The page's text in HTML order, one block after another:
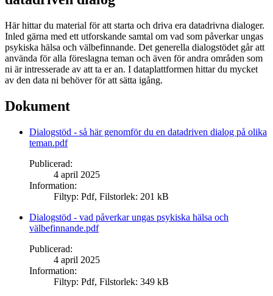
Här hittar du material för att starta och driva era datadrivna dialoger.
Inled gärna med ett utforskande samtal om vad som påverkar ungas
psykiska hälsa och välbefinnande. Det generella dialogstödet går att
använda för alla föreslagna teman och även för andra områden som
ni är intresserade av att ta er an. I dataplattformen hittar du mycket
av den data ni behöver för att sätta igång.
Dokument
Dialogstöd - så här genomför du en datadriven dialog på olika
teman.pdf
Publicerad:
4 april 2025
Information:
Filtyp: Pdf, Filstorlek: 201 kB
Dialogstöd - vad påverkar ungas psykiska hälsa och
välbefinnande.pdf
Publicerad:
4 april 2025
Information:
Filtyp: Pdf, Filstorlek: 349 kB